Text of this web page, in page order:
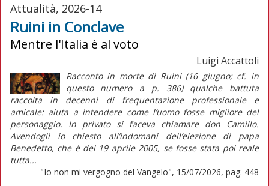
Attualità, 2026-14
Ruini in Conclave
Mentre l'Italia è al voto
Luigi Accattoli
Racconto in morte di Ruini (16 giugno; cf. in
questo numero a p. 386) qualche battuta
raccolta in decenni di frequentazione professionale e
amicale: aiuta a intendere come l’uomo fosse migliore del
personaggio. In privato si faceva chiamare don Camillo.
Avendogli io chiesto all’indomani dell’elezione di papa
Benedetto, che è del 19 aprile 2005, se fosse stata poi reale
tutta...
"Io non mi vergogno del Vangelo", 15/07/2026, pag. 448